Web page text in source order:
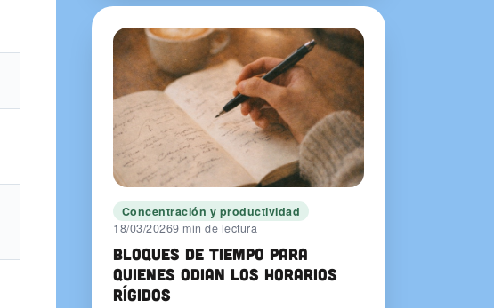
Concentración y productividad
18/03/20269 min de lectura
Bloques de tiempo para
quienes odian los horarios
rígidos